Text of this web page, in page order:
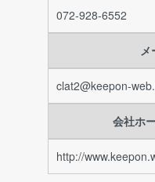
072-928-6552
clat2@keepon-
会社ホ
http://